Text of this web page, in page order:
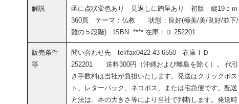
解説
函に点状変色あり 見返しに贈呈あり 初版 縦19ｃｍ
360頁 テーマ：仏教 状態：良好(極美/美/良好/並下/
難の５段階) ISBN: **** 在庫ＩＤ:252201
販売条件
等
問い合わせ先 tel/fax0422-43-6550 在庫ＩＤ
252201 送料300円（沖縄および離島を除く）。 代引
き手数料は当社が負担いたします。発送はクリックポス
ト、レターパック、ネコポス、または宅急便です。配送
方法は、本の大きさ等により当社で判断します。発送時